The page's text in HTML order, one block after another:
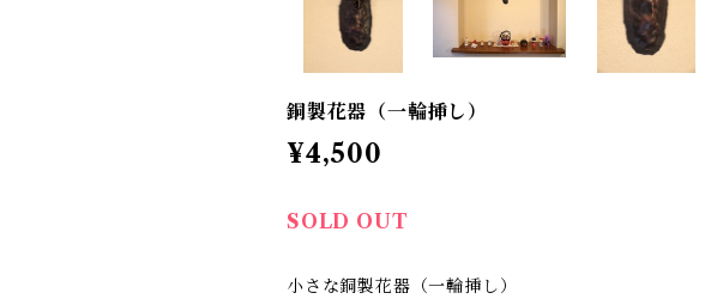
銅製花器（一輪挿し）
¥4,500
SOLD OUT
小さな銅製花器（一輪挿し）